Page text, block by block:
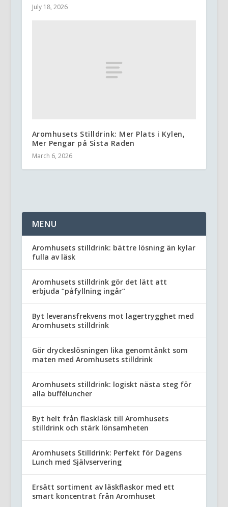
July 18, 2026
Aromhusets Stilldrink: Mer Plats i Kylen,
Mer Pengar på Sista Raden
March 6, 2026
MENU
Aromhusets stilldrink: bättre lösning än kylar
fulla av läsk
Aromhusets stilldrink gör det lätt att
erbjuda “påfyllning ingår”
Byt leveransfrekvens mot lagertrygghet med
Aromhusets stilldrink
Gör dryckeslösningen lika genomtänkt som
maten med Aromhusets stilldrink
Aromhusets stilldrink: logiskt nästa steg för
alla bufféluncher
Byt helt från flaskläsk till Aromhusets
stilldrink och stärk lönsamheten
Aromhusets Stilldrink: Perfekt för Dagens
Lunch med Självservering
Ersätt sortiment av läskflaskor med ett
smart koncentrat från Aromhuset